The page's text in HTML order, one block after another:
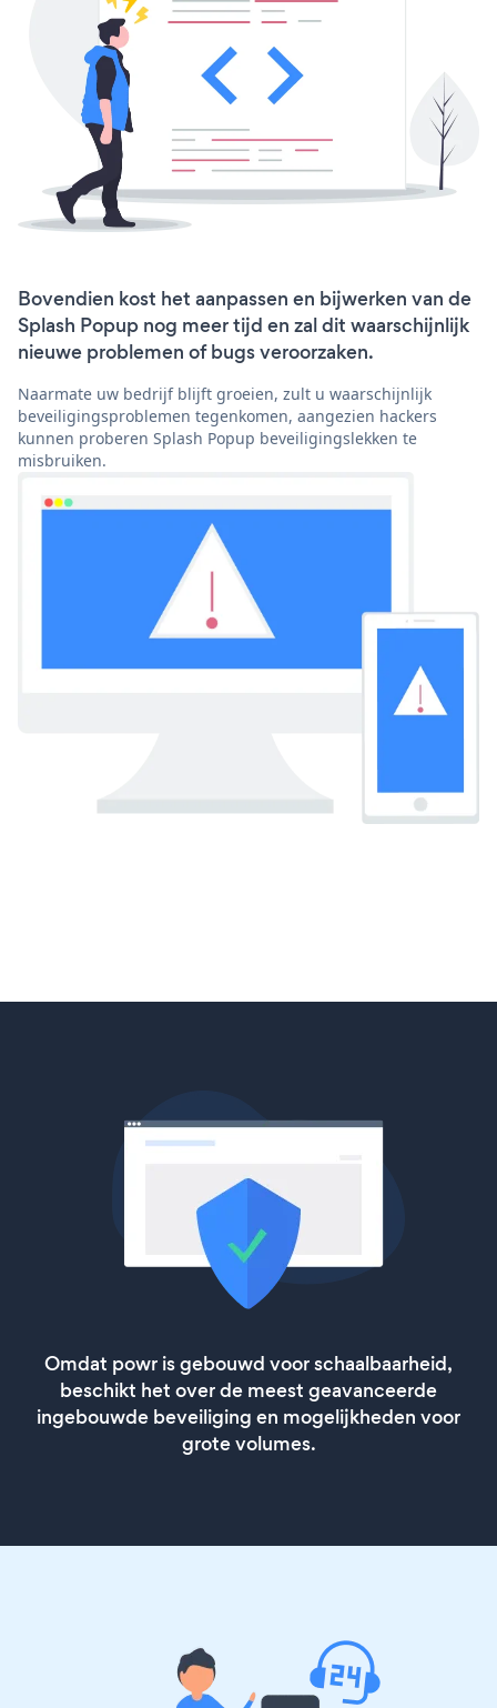
Bovendien kost het aanpassen en bijwerken van de
Splash Popup nog meer tijd en zal dit waarschijnlijk
nieuwe problemen of bugs veroorzaken.
Naarmate uw bedrijf blijft groeien, zult u waarschijnlijk
beveiligingsproblemen tegenkomen, aangezien hackers
kunnen proberen Splash Popup beveiligingslekken te
misbruiken.
Omdat powr is gebouwd voor schaalbaarheid,
beschikt het over de meest geavanceerde
ingebouwde beveiliging en mogelijkheden voor
grote volumes.